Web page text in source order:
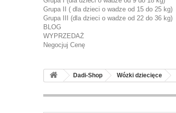
Grupa II ( dla dzieci o wadze od 15 do 25 kg)
Grupa III (dla dzieci o wadze od 22 do 36 kg)
BLOG
WYPRZEDAŻ
Negocjuj Cenę
Dadi-Shop Wózki dziecięce